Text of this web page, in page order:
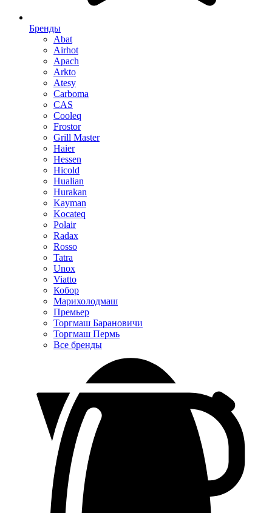
Бренды
Abat
Airhot
Apach
Arkto
Atesy
Carboma
CAS
Cooleq
Frostor
Grill Master
Haier
Hessen
Hicold
Hualian
Hurakan
Kayman
Kocateq
Polair
Radax
Rosso
Tatra
Unox
Viatto
Кобор
Марихолодмаш
Премьер
Торгмаш Барановичи
Торгмаш Пермь
Все бренды